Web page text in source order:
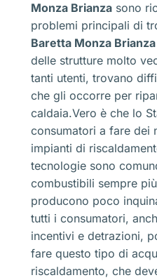
Monza Brianza sono
problemi principali di
Baretta Monza Brianza
delle strutture molto
tanti utenti, trovano
che gli occorre per
caldaia.Vero è che lo
consumatori a fare dei
impianti di
tecnologie sono
combustibili sempre
producono poco
tutti i consumatori,
incentivi e detrazioni,
fare questo tipo di
riscaldamento, che